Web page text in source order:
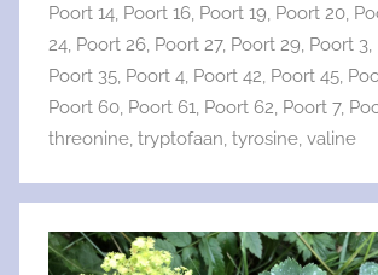
Poort 14 Poort 16 Poort 19 Poort 20
24 Poort 26 Poort 27, Poort 29 Poort 3
Poort 35 Poort 4 Poort 42 Poort 45
Poort 60 Poort 61 Poort 62 Poort 7,
threonine tryptofaan tyrosine valine